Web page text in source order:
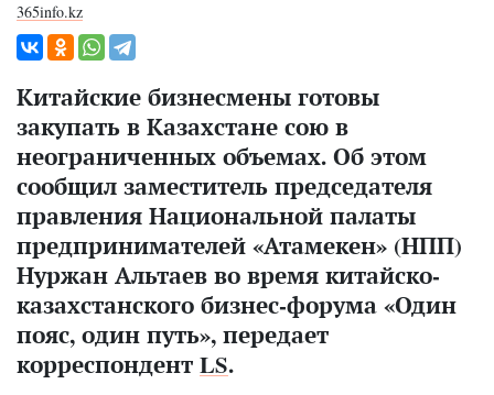
365info.kz
Китайские бизнесмены готовы
закупать в Казахстане сою в
неограниченных объемах. Об этом
сообщил заместитель председателя
правления Национальной палаты
предпринимателей «Атамекен» (НПП)
Нуржан Альтаев во время китайско-
казахстанского бизнес-форума «Один
пояс, один путь», передает
корреспондент LS.